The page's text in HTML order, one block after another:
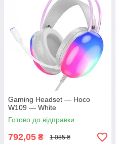
Gaming Headset — Hoco
W109 — White
Готово до відправки
792,05 ₴ 1 085 ₴